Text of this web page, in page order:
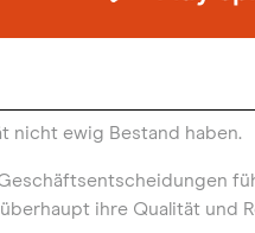
nicht ewig Bestand haben.
ihre Qualität und